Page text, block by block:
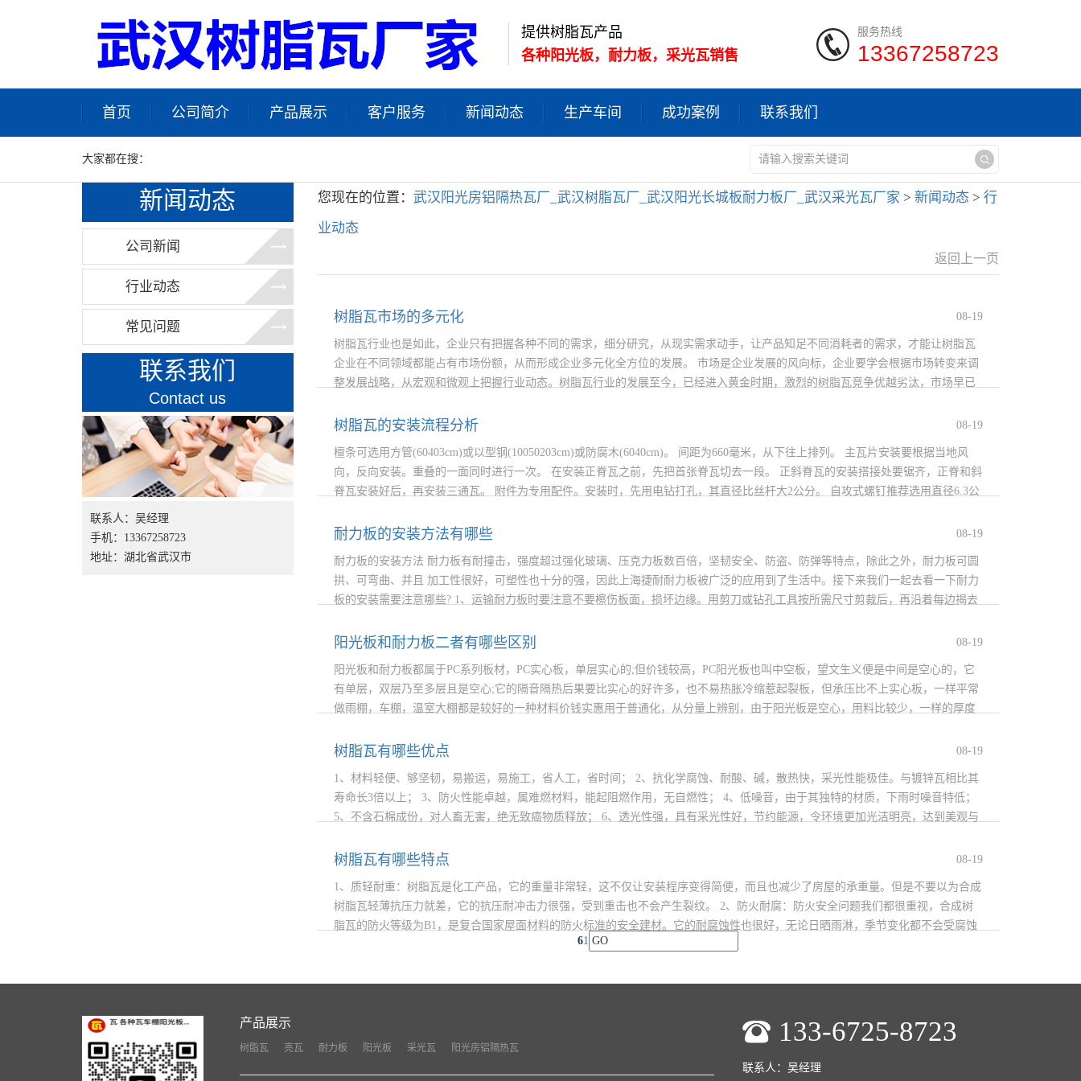
提供树脂瓦产品
各种阳光板，耐力板，采光瓦销售
服务热线
13367258723
首页 公司简介 产品展示 客户服务 新闻动态 生产车间 成功案例 联系我们
大家都在搜：
新闻动态
公司新闻
行业动态
常见问题
联系我们
Contact us
联系人：吴经理
手机：13367258723
地址：湖北省武汉市
您现在的位置： 武汉阳光房铝隔热瓦厂_武汉树脂瓦厂_武汉阳光长城板耐力板厂_武汉采光瓦厂家 > 新闻动态 > 行
业动态
返回上一页
树脂瓦市场的多元化 08-19
树脂瓦行业也是如此，企业只有把握各种不同的需求，细分研究，从现实需求动手，让产品知足不同消耗者的需求，才能让树脂瓦
企业在不同领域都能占有市场份额，从而形成企业多元化全方位的发展。 市场是企业发展的风向标，企业要学会根据市场转变来调
整发展战略，从宏观和微观上把握行业动态。树脂瓦行业的发展至今，已经进入黄金时期，激烈的树脂瓦竞争优越劣汰，市场早已
树脂瓦的安装流程分析 08-19
檀条可选用方管(60403cm)或以型钢(10050203cm)或防腐木(6040cm)。 间距为660毫米，从下往上排列。 主瓦片安装要根据当地风
向，反向安装。重叠的一面同时进行一次。 在安装正脊瓦之前，先把首张脊瓦切去一段。 正斜脊瓦的安装搭接处要锯齐，正脊和斜
脊瓦安装好后，再安装三通瓦。 附件为专用配件。安装时，先用电钻打孔，其直径比丝杆大2公分。 自攻式螺钉推荐选用直径6.3公
耐力板的安装方法有哪些 08-19
耐力板的安装方法 耐力板有耐撞击，强度超过强化玻璃、压克力板数百倍，坚韧安全、防盗、防弹等特点，除此之外，耐力板可圆
拱、可弯曲、并且 加工性很好，可塑性也十分的强，因此上海捷耐耐力板被广泛的应用到了生活中。接下来我们一起去看一下耐力
板的安装需要注意哪些? 1、运输耐力板时要注意不要檫伤板面，损坏边缘。用剪刀或钻孔工具按所需尺寸剪裁后，再沿着每边揭去
灰尘或其它杂质侵入。 2、
阳光板和耐力板二者有哪些区别 08-19
阳光板和耐力板都属于PC系列板材，PC实心板，单层实心的;但价钱较高，PC阳光板也叫中空板，望文生义便是中间是空心的，它
有单层，双层乃至多层且是空心;它的隔音隔热后果要比实心的好许多，也不易热胀冷缩惹起裂板，但承压比不上实心板，一样平常
做雨棚，车棚，温室大棚都是较好的一种材料价钱实惠用于普通化，从分量上辨别，由于阳光板是空心，用料比较少，一样的厚度
缩引起裂板。但承压比不上实心板，
树脂瓦有哪些优点 08-19
1、材料轻便、够坚韧，易搬运，易施工，省人工，省时间； 2、抗化学腐蚀、耐酸、碱，散热快，采光性能极佳。与镀锌瓦相比其
寿命长3倍以上； 3、防火性能卓越，属难燃材料，能起阻燃作用，无自燃性； 4、低噪音，由于其独特的材质，下雨时噪音特低；
5、不含石棉成份，对人畜无害，绝无致癌物质释放； 6、透光性强，具有采光性好，节约能源，令环境更加光洁明亮，达到美观与
境。
树脂瓦有哪些特点 08-19
1、质轻耐重：树脂瓦是化工产品，它的重量非常轻，这不仅让安装程序变得简便，而且也减少了房屋的承重量。但是不要以为合成
树脂瓦轻薄抗压力就差，它的抗压耐冲击力很强，受到重击也不会产生裂纹。 2、防火耐腐：防火安全问题我们都很重视，合成树
脂瓦的防火等级为B1，是复合国家屋面材料的防火标准的安全建材。它的耐腐蚀性也很好，无论日晒雨淋，季节变化都不会受腐蚀
而老化。 3、隔热隔音：树脂瓦具有很好的隔热隔音效果，将嘈杂的噪音隔绝在外部，外部的气候变化也不会对室内环境造成很大
61
产品展示
树脂瓦 亮瓦 耐力板 阳光板 采光瓦 阳光房铝隔热瓦
133-6725-8723
联系人：吴经理